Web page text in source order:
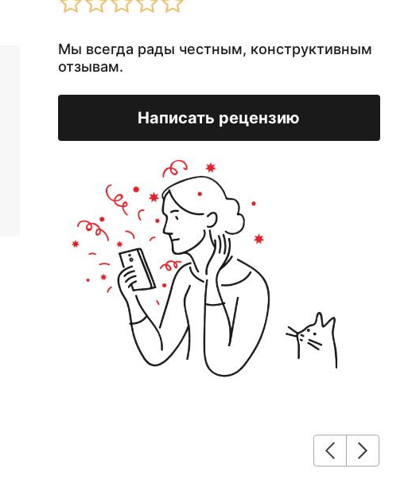
Мы всегда рады честным, конструктивным
отзывам.
Написать рецензию